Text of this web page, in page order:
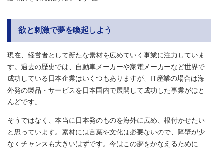
欲と刺激で夢を喚起しよう
現在、経営者として新たな素材を広めていく事業に注力していま
す。過去の歴史では、自動車メーカーや家電メーカーなど世界で
成功している日本企業はいくつもありますが、IT産業の場合は海
外発の製品・サービスを日本国内で展開して成功した事業がほと
んどです。
そうではなく、本当に日本発のものを海外に広め、根付かせたい
と思っています。素材には言葉や文化は必要ないので、障壁が少
なくチャンスも大きいはずです。今はこの夢をかなえるために